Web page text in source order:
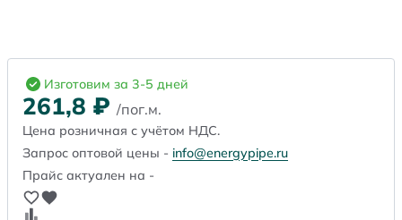
Изготовим за 3-5 дней
261,8 ₽ /пог.м.
Цена розничная с учётом НДС.
Запрос оптовой цены - info@energypipe.ru
Прайс актуален на -